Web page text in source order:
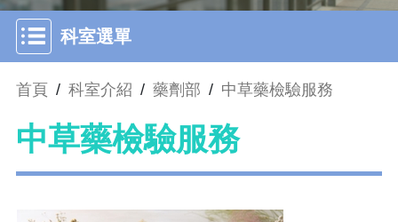
科室選單
首頁 / 科室介紹 / 藥劑部 / 中草藥檢驗服務
中草藥檢驗服務